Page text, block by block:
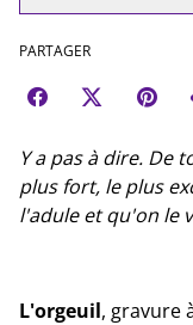
PARTAGER
Y a pas à dire. De
plus fort, le plus
l'adule et qu'on le
L'orgeuil, gravure